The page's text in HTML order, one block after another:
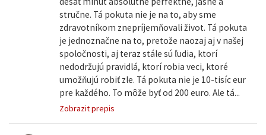
stručne. Tá pokuta nie je na to, aby sme
zdravotníkom znepríjemňovali život. Tá pokuta
je jednoznačne na to, pretože naozaj aj v našej
spoločnosti, aj teraz stále sú ľudia, ktorí
nedodržujú pravidlá, ktorí robia veci, ktoré
umožňujú robiť zle. Tá pokuta nie je 10-tisíc eur
pre každého. To môže byť od 200 euro. Ale tá...
Zobrazit prepis